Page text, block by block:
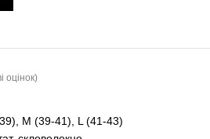
оцінок)
M (39-41), L (41-43)